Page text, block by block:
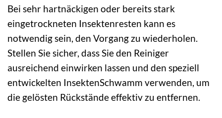
Bei sehr hartnäckigen oder bereits stark
eingetrockneten Insektenresten kann es
notwendig sein, den Vorgang zu wiederholen.
Stellen Sie sicher, dass Sie den Reiniger
ausreichend einwirken lassen und den speziell
entwickelten InsektenSchwamm verwenden, um
die gelösten Rückstände effektiv zu entfernen.